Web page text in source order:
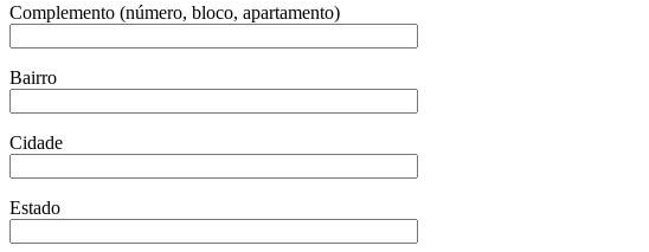
Complemento (número, bloco, apartamento)
Bairro
Cidade
Estado